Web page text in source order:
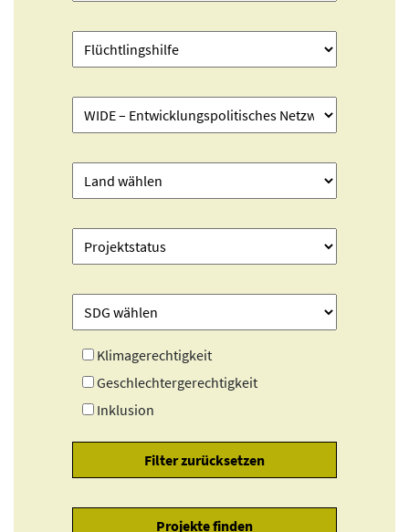
Klimagerechtigkeit
Geschlechtergerechtigkeit
Inklusion